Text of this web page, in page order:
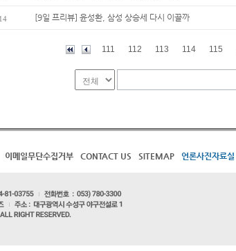
[9일 프리뷰] 윤성환, 삼성 상승세 다시 이끌까
111 112 113 114 115
이메일무단수집거부 CONTACT US SITEMAP 언론사진자료실